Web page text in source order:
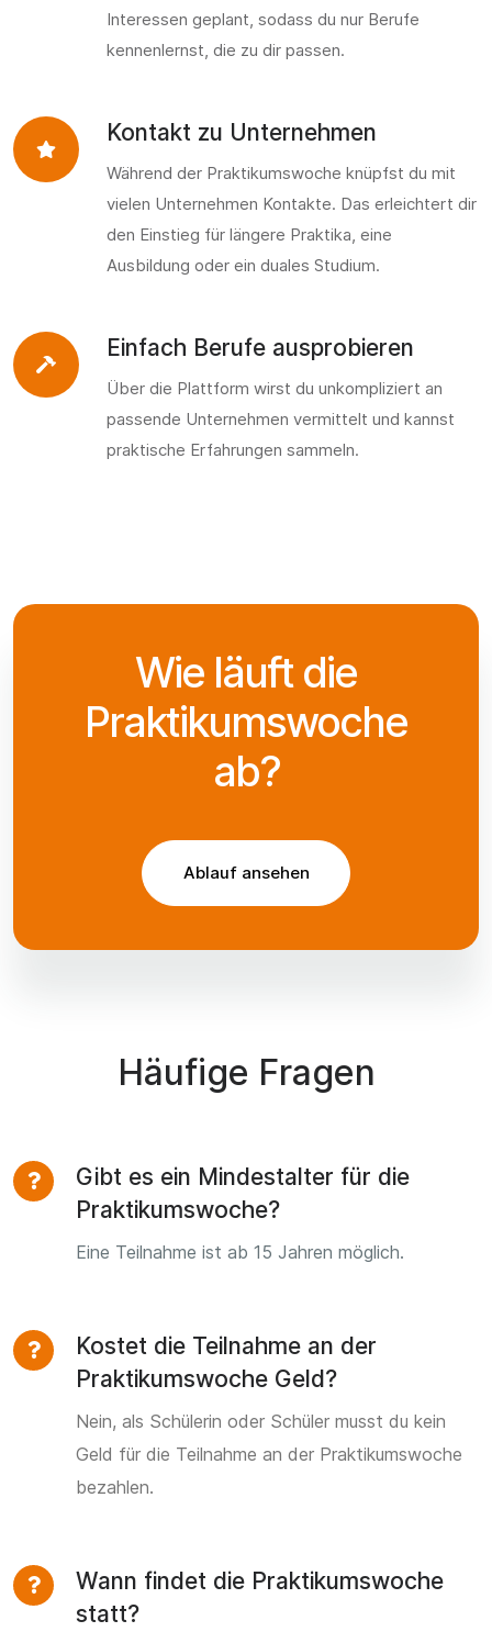
Interessen geplant, sodass du nur Berufe
kennenlernst, die zu dir passen.
Kontakt zu Unternehmen
Während der Praktikumswoche knüpfst du mit
vielen Unternehmen Kontakte. Das erleichtert dir
den Einstieg für längere Praktika, eine
Ausbildung oder ein duales Studium.
Einfach Berufe ausprobieren
Über die Plattform wirst du unkompliziert an
passende Unternehmen vermittelt und kannst
praktische Erfahrungen sammeln.
Wie läuft die
Praktikumswoche
ab?
Ablauf ansehen
Häufige Fragen
Gibt es ein Mindestalter für die
Praktikumswoche?
Eine Teilnahme ist ab 15 Jahren möglich.
Kostet die Teilnahme an der
Praktikumswoche Geld?
Nein, als Schülerin oder Schüler musst du kein
Geld für die Teilnahme an der Praktikumswoche
bezahlen.
Wann findet die Praktikumswoche
statt?